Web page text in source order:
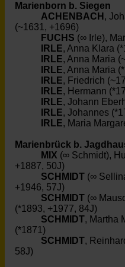
Marienborn b. Siegen
ACHENBACH ,
(~1631, +1696)
FUCHS (∞ Irle),
IRLE, Anna Klara
IRLE, Anna Maria
IRLE, Anna Maria
IRLE, Friedrich
IRLE, Hermann
IRLE, Johann
IRLE, Johannes
IRLE, Maria
Marienbrück b.
MIX (∞ Schmidt),
+1887, 50J)
SCHMIDT (∞
+1946, 57J)
SCHMIDT (∞
(*1893, +1977, 84J)
SCHMIDT, Martha
(*1871)
SCHMIDT,
58J)